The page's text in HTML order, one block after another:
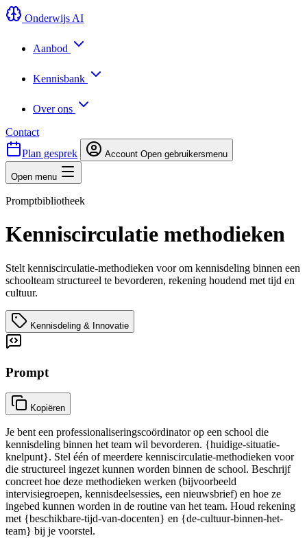
Onderwijs AI
Aanbod
Kennisbank
Over ons
Contact
Plan gesprek
Account Open gebruikersmenu
Open menu
Promptbibliotheek
Kenniscirculatie methodieken
Stelt kenniscirculatie-methodieken voor om kennisdeling binnen een
schoolteam structureel te bevorderen, rekening houdend met tijd en
cultuur.
Kennisdeling & Innovatie
Prompt
Kopiëren
Je bent een professionaliseringscoördinator op een school die
kennisdeling binnen het team wil bevorderen. {huidige-situatie-
knelpunt}. Stel één of meerdere kenniscirculatie-methodieken voor
die structureel ingezet kunnen worden binnen de school. Beschrijf
concreet hoe deze methodieken werken (bijvoorbeeld
intervisiegroepen, kennisdeelsessies, een nieuwsbrief) en hoe ze
ingebed kunnen worden in de routine van het team. Houd rekening
met {beschikbare-tijd-van-docenten} en {de-cultuur-binnen-het-
team} bij je voorstel.